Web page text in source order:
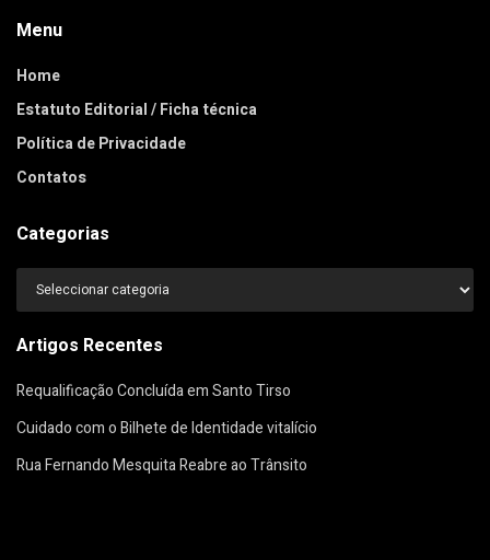
Menu
Home
Estatuto Editorial / Ficha técnica
Política de Privacidade
Contatos
Categorias
Categorias
Artigos Recentes
Requalificação Concluída em Santo Tirso
Cuidado com o Bilhete de Identidade vitalício
Rua Fernando Mesquita Reabre ao Trânsito